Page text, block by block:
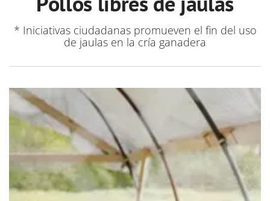
* Iniciativas ciudadanas promueven el fin del uso
de jaulas en la cría ganadera